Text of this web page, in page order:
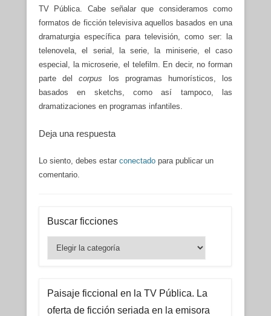
TV Pública. Cabe señalar que consideramos como
formatos de ficción televisiva aquellos basados en una
dramaturgia específica para televisión, como ser: la
telenovela, el serial, la serie, la miniserie, el caso
especial, la microserie, el telefilm. En decir, no forman
parte delcorpus los programas humorísticos, los
basados en sketchs, como así tampoco, las
dramatizaciones en programas infantiles.
Deja una respuesta
Lo siento, debes estar conectado para publicar un
comentario.
Buscar ficciones
Buscar
Paisaje ficcional en la TV Pública. La
oferta de ficción seriada en la emisora